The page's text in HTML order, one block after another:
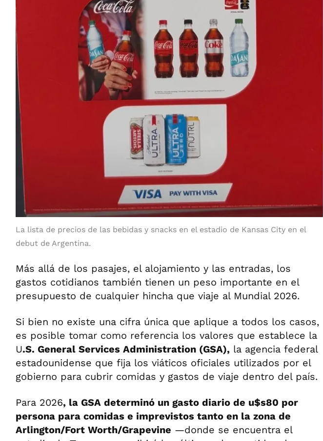
La lista de precios de las bebidas y snacks en el estadio de Kansas City en el
debut de Argentina.
Más allá de los pasajes, el alojamiento y las entradas, los
gastos cotidianos también tienen un peso importante en el
presupuesto de cualquier hincha que viaje al Mundial 2026.
Si bien no existe una cifra única que aplique a todos los casos,
es posible tomar como referencia los valores que establece la
U.S. General Services Administration (GSA), la agencia federal
estadounidense que fija los viáticos oficiales utilizados por el
gobierno para cubrir comidas y gastos de viaje dentro del país.
Para 2026, la GSA determinó un gasto diario de u$s80 por
persona para comidas e imprevistos tanto en la zona de
Arlington/Fort Worth/Grapevine —donde se encuentra el